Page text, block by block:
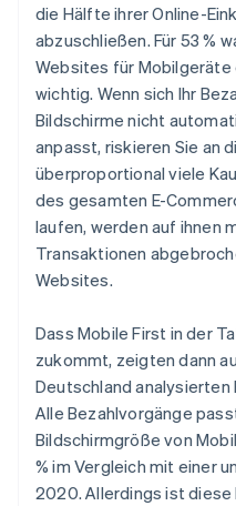
die Hälfte ihrer Online-
abzuschließen. Für 53 %
Websites für Mobilgeräte
wichtig. Wenn sich Ihr
Bildschirme nicht
anpasst, riskieren Sie an
überproportional viele
des gesamten E-
laufen, werden auf ihnen
Transaktionen
Websites.
Dass Mobile First in der
zukommt, zeigten dann
Deutschland
Alle Bezahlvorgänge
Bildschirmgröße von
% im Vergleich mit einer
2020. Allerdings ist